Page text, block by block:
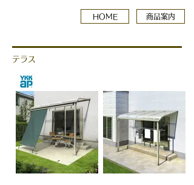
HOME 商品案内
テラス